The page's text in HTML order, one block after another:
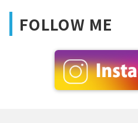
FOLLOW ME